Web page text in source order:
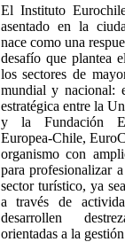
El Instituto
asentado en la
nace como una
desafío que plantea
los sectores de
mundial y nacional:
estratégica entre la
y la Fundación
Europea-Chile,
organismo con
para profesionalizar
sector turístico, ya
a través de
desarrollen
orientadas a la